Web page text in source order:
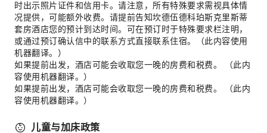
24小时前台
安全与安保
灭火器
烟雾报警器
无障碍设施服务
附设自助停车场
时出示照片证件和信用卡。请注意，所有特殊要求需视具体情
况提供，可能额外收费。请提前告知坎德伍德科珀斯克里斯蒂
套房酒店您的预计到达时间。可在预订时于特殊要求栏注明，
或通过预订确认信中的联系方式直接联系住宿。（此内容使用
机器翻译。）
如果提前出发，酒店可能会收取您一晚的房费和税费。 （此内
容使用机器翻译。）
如果提前出发，酒店可能会收取您一晚的房费和税费。 （此内
容使用机器翻译。）
儿童与加床政策